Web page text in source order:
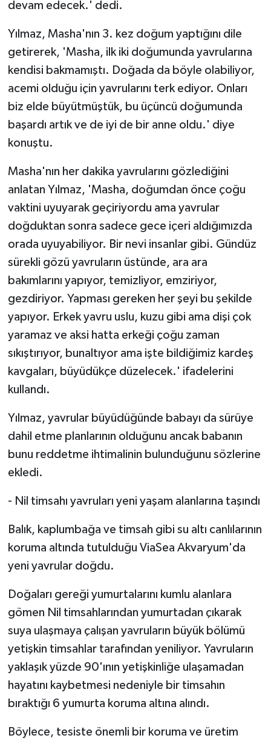
devam edecek.' dedi.
Yılmaz, Masha'nın 3. kez doğum yaptığını dile
getirerek, 'Masha, ilk iki doğumunda yavrularına
kendisi bakmamıştı. Doğada da böyle olabiliyor,
acemi olduğu için yavrularını terk ediyor. Onları
biz elde büyütmüştük, bu üçüncü doğumunda
başardı artık ve de iyi de bir anne oldu.' diye
konuştu.
Masha'nın her dakika yavrularını gözlediğini
anlatan Yılmaz, 'Masha, doğumdan önce çoğu
vaktini uyuyarak geçiriyordu ama yavrular
doğduktan sonra sadece gece içeri aldığımızda
orada uyuyabiliyor. Bir nevi insanlar gibi. Gündüz
sürekli gözü yavruların üstünde, ara ara
bakımlarını yapıyor, temizliyor, emziriyor,
gezdiriyor. Yapması gereken her şeyi bu şekilde
yapıyor. Erkek yavru uslu, kuzu gibi ama dişi çok
yaramaz ve aksi hatta erkeği çoğu zaman
sıkıştırıyor, bunaltıyor ama işte bildiğimiz kardeş
kavgaları, büyüdükçe düzelecek.' ifadelerini
kullandı.
Yılmaz, yavrular büyüdüğünde babayı da sürüye
dahil etme planlarının olduğunu ancak babanın
bunu reddetme ihtimalinin bulunduğunu sözlerine
ekledi.
- Nil timsahı yavruları yeni yaşam alanlarına taşındı
Balık, kaplumbağa ve timsah gibi su altı canlılarının
koruma altında tutulduğu ViaSea Akvaryum'da
yeni yavrular doğdu.
Doğaları gereği yumurtalarını kumlu alanlara
gömen Nil timsahlarından yumurtadan çıkarak
suya ulaşmaya çalışan yavruların büyük bölümü
yetişkin timsahlar tarafından yeniliyor. Yavruların
yaklaşık yüzde 90'ının yetişkinliğe ulaşamadan
hayatını kaybetmesi nedeniyle bir timsahın
bıraktığı 6 yumurta koruma altına alındı.
Böylece, tesiste önemli bir koruma ve üretim